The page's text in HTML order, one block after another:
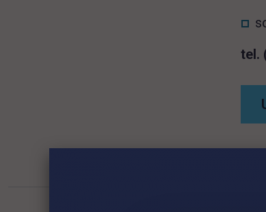
tel.